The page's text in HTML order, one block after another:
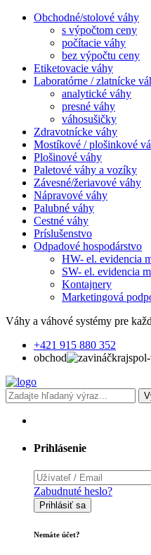
Obchodné/stolové váhy
s výpočtom ceny
počítacie váhy
bez výpočtu ceny
Etiketovacie váhy
Laboratórne / zlatnícke
analytické váhy
presné váhy
váhosušičky
Zdravotnícke váhy
Mostíkové / plošinkové
Plošinové váhy
Paletové váhy a vozíky
Závesné/žeriavové váhy
Nápravové váhy
Palubné váhy
Cestné váhy
Príslušenstvo
Odpadové hospodárstvo
HW- el. evidencia
SW- el. evidencia
Kontajnery
Marketingová
Váhy a váhové systémy pre
+421 915 880 352
obchod
Prihlásenie
Zabudnuté heslo?
Prihlásiť sa
Nemáte účet?